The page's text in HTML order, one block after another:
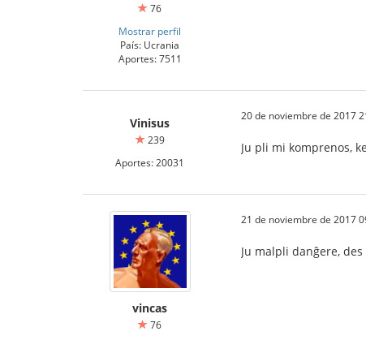
76
Mostrar perfil
País: Ucrania
Aportes: 7511
Vinisus
239
Aportes: 20031
20 de noviembre de 2017
Ju pli mi komprenos,
vincas
76
21 de noviembre de 2017
Ju malpli danĝere,